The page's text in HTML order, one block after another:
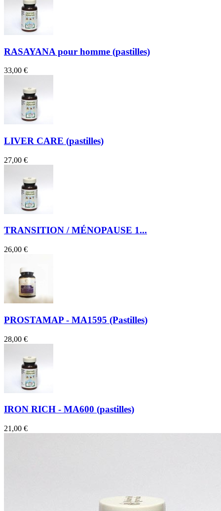
RASAYANA pour homme (pastilles)
33,00 €
LIVER CARE (pastilles)
27,00 €
TRANSITION / MÉNOPAUSE 1...
26,00 €
PROSTAMAP - MA1595 (Pastilles)
28,00 €
IRON RICH - MA600 (pastilles)
21,00 €